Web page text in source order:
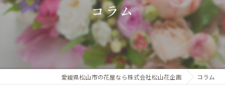
コラム
愛媛県松山市の花屋なら株式会社松山花企画 コラム